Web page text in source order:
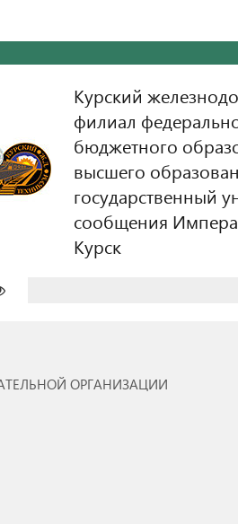
Курский
филиал
бюджетного
высшего
государственный
сообщения
Курск
ОРГАНИЗАЦИИ